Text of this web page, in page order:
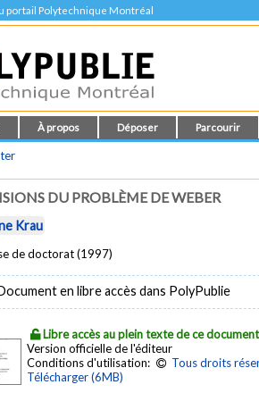
portail Polytechnique Montréal
À propos Déposer Parcourir
DU PROBLÈME DE WEBER
Krau
de doctorat (1997)
en libre accès dans PolyPublie
Libre accès au plein texte de ce document
Version officielle de l'éditeur
Conditions d'utilisation:
Tous droits
Télécharger (6MB)